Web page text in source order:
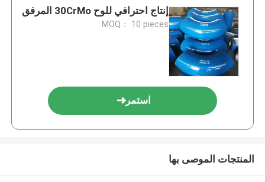
إنتاج احترافي للوح 30CrMo المرفق
MOQ： 10 pieces
استمر
المنتجات الموصى بها